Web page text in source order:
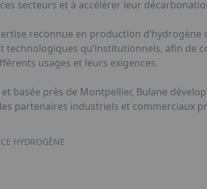
secteurs et à accélérer leur
reconnue en production
technologiques qu’institutionnels, afin de
usages et leurs exigences.
et basée près de Montpellier, Bulane
partenaires industriels et commerciaux
HYDROGÈNE